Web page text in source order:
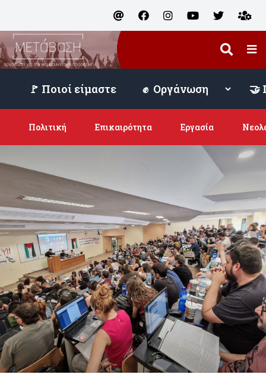
🚩 Ποιοί είμαστε
Πολιτική Επικαιρότητα Εργασία